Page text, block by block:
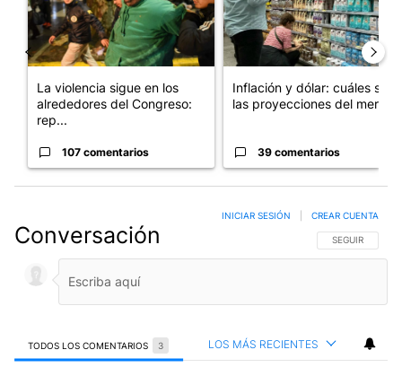
La violencia sigue en los
alrededores del Congreso:
rep...
107 comentarios
Inflación y dólar: cuáles son
las proyecciones del merc...
39 comentarios
Conversación SIGA ESTA
SEGUIR
INICIAR SESIÓN CREAR CUENTA
TODOS LOS COMENTARIOS 3 LOS MÁS RECIENTES